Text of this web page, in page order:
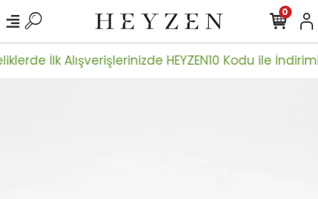
İlk Alışverişlerinizde HEYZEN10 Kodu ile
0